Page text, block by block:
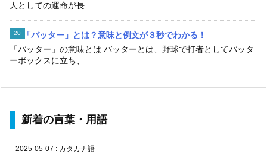
人としての運命が長...
「バッター」とは？意味と例文が３秒でわかる！
「バッター」の意味とは バッターとは、野球で打者としてバッタ
ーボックスに立ち、...
新着の言葉・用語
2025-05-07 : カタカナ語